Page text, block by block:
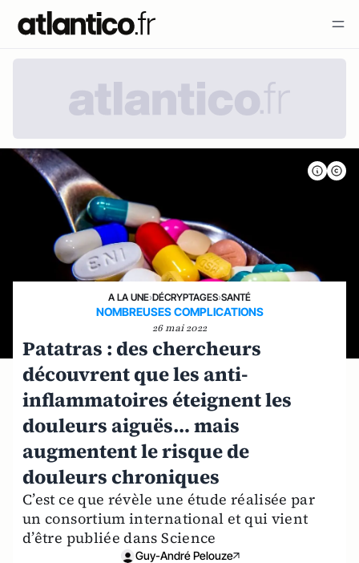
A LA UNE›DÉCRYPTAGES›SANTÉ
NOMBREUSES COMPLICATIONS
26 mai 2022
Patatras : des chercheurs
découvrent que les anti-
inflammatoires éteignent les
douleurs aiguës… mais
augmentent le risque de
douleurs chroniques
C’est ce que révèle une étude réalisée par
un consortium international et qui vient
d’être publiée dans Science
Guy-André Pelouze